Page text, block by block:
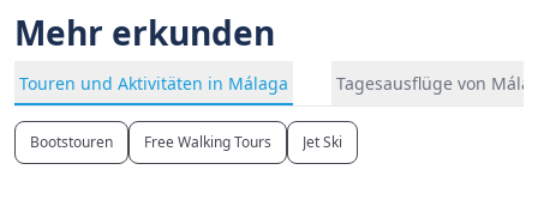
Mehr erkunden
Touren und Aktivitäten in Málaga Tagesausflüge von
Bootstouren Free Walking Tours Jet Ski